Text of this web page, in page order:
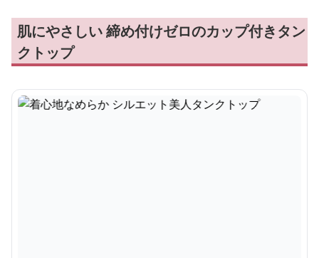
肌にやさしい 締め付けゼロのカップ付きタン
クトップ